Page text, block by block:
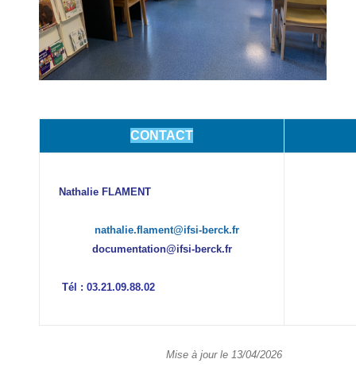
CONTACT
Nathalie FLAMENT
nathalie.flament@ifsi-berck.fr
documentation@ifsi-berck.fr
Tél : 03.21.09.88.02
Mise à jour le 13/04/2026